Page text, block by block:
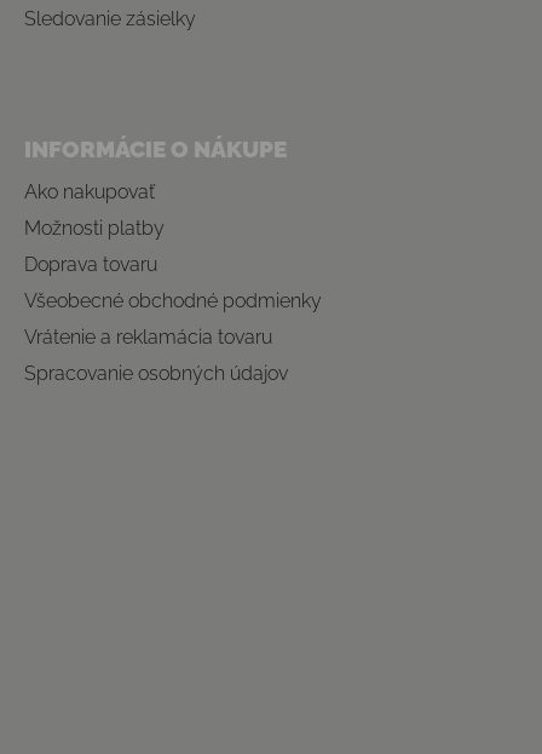
Sledovanie zásielky
INFORMÁCIE O NÁKUPE
Ako nakupovať
Možnosti platby
Doprava tovaru
Všeobecné obchodné podmienky
Vrátenie a reklamácia tovaru
Spracovanie osobných údajov